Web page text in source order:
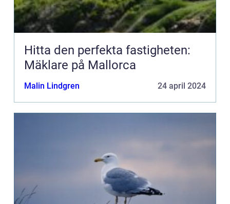
Hitta den perfekta fastigheten:
Mäklare på Mallorca
Malin Lindgren 24 april 2024